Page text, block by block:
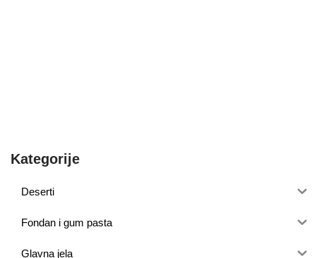
Kategorije
Deserti
Fondan i gum pasta
Glavna jela